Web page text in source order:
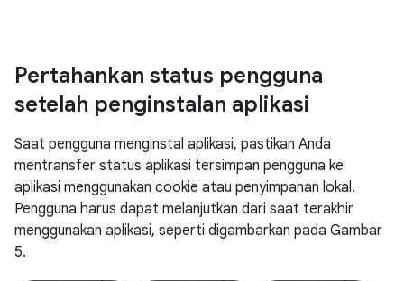
Pertahankan status pengguna
setelah penginstalan aplikasi
Saat pengguna menginstal aplikasi, pastikan Anda
mentransfer status aplikasi tersimpan pengguna ke
aplikasi menggunakan cookie atau penyimpanan lokal.
Pengguna harus dapat melanjutkan dari saat terakhir
menggunakan aplikasi, seperti digambarkan pada Gambar
5.